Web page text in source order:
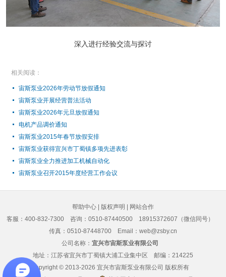
深入进行经验交流与探讨
相关阅读：
宙斯泵业2026年劳动节放假通知
宙斯泵业开展经营普法活动
宙斯泵业2026年元旦放假通知
电机产品调价通知
宙斯泵业2015年春节放假安排
宙斯泵业获得宜兴市丁蜀镇多项先进表彰
宙斯泵业全力推进加工机械自动化
宙斯泵业召开2015年度经营工作会议
帮助中心 版权声明
网站合作
客服：400-832-7300
咨询：0510-87440500 18915372607（微信同号）
传真：0510-87448700 Email：web@zsby.cn
公司名称： 宜兴市宙斯泵业有限公司
地址：江苏省宜兴市丁蜀镇大浦工业集中区 邮编：214225
Copyright © 2013-2026 宜兴市宙斯泵业有限公司 版权所有